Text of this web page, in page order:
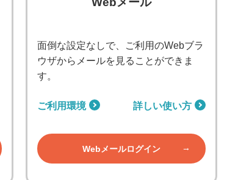
面倒な設定なしで、ご利用のWebブラ
ウザからメールを見ることができま
す。
ご利用環境 詳しい使い方
Webメールログイン